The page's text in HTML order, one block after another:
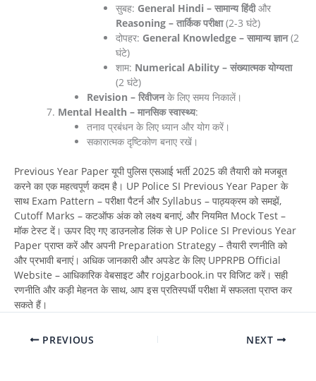
सुबह: General Hindi – सामान्य हिंदीऔर
Reasoning – तार्किक परीक्षा(2-3 घंटे)
दोपहर: General Knowledge – सामान्य ज्ञान(2
घंटे)
शाम: Numerical Ability – संख्यात्मक योग्यता
(2 घंटे)
Revision – रिवीजनके लिए समय निकालें।
Mental Health – मानसिक स्वास्थ्य:
तनाव प्रबंधन के लिए ध्यान और योग करें।
सकारात्मक दृष्टिकोण बनाए रखें।
Previous Year Paper यूपी पुलिस एसआई भर्ती 2025 की तैयारी को मजबूत
करने का एक महत्वपूर्ण कदम है। UP Police SI Previous Year Paper के
साथ Exam Pattern – परीक्षा पैटर्न और Syllabus – पाठ्यक्रम को समझें,
Cutoff Marks – कटऑफ अंक को लक्ष्य बनाएं, और नियमित Mock Test –
मॉक टेस्ट दें। ऊपर दिए गए डाउनलोड लिंक से UP Police SI Previous Year
Paper प्राप्त करें और अपनी Preparation Strategy – तैयारी रणनीति को
और प्रभावी बनाएं। अधिक जानकारी और अपडेट के लिए UPPRPB Official
Website – आधिकारिक वेबसाइट और rojgarbook.in पर विजिट करें। सही
रणनीति और कड़ी मेहनत के साथ, आप इस प्रतिस्पर्धी परीक्षा में सफलता प्राप्त कर
सकते हैं।
PREVIOUS NEXT